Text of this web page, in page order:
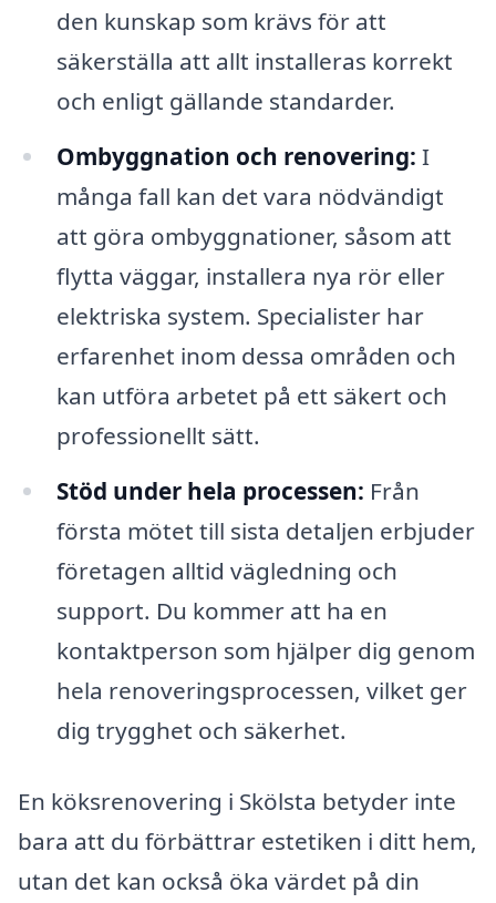
den kunskap som krävs för att
säkerställa att allt installeras korrekt
och enligt gällande standarder.
Ombyggnation och renovering: I
många fall kan det vara nödvändigt
att göra ombyggnationer, såsom att
flytta väggar, installera nya rör eller
elektriska system. Specialister har
erfarenhet inom dessa områden och
kan utföra arbetet på ett säkert och
professionellt sätt.
Stöd under hela processen: Från
första mötet till sista detaljen erbjuder
företagen alltid vägledning och
support. Du kommer att ha en
kontaktperson som hjälper dig genom
hela renoveringsprocessen, vilket ger
dig trygghet och säkerhet.
En köksrenovering i Skölsta betyder inte
bara att du förbättrar estetiken i ditt hem,
utan det kan också öka värdet på din